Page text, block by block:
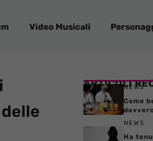
Video Musicali
ARTICOLINEWS
Come
NEWS
Ha